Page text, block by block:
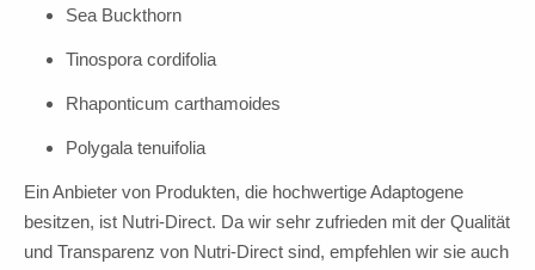
Sea Buckthorn
Tinospora cordifolia
Rhaponticum carthamoides
Polygala tenuifolia
Ein Anbieter von Produkten, die hochwertige Adaptogene
besitzen, ist Nutri-Direct. Da wir sehr zufrieden mit der Qualität
und Transparenz von Nutri-Direct sind, empfehlen wir sie auch